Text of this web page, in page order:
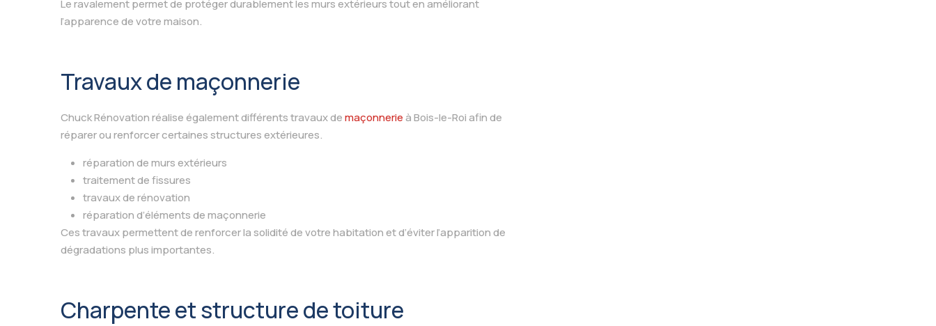
Le ravalement permet de protéger durablement les murs extérieurs tout en améliorant
l’apparence de votre maison.
Travaux de maçonnerie
Chuck Rénovation réalise également différents travaux demaçonnerieà Bois-le-Roi afin de
réparer ou renforcer certaines structures extérieures.
réparation de murs extérieurs
traitement de fissures
travaux de rénovation
réparation d’éléments de maçonnerie
Ces travaux permettent de renforcer la solidité de votre habitation et d’éviter l’apparition de
dégradations plus importantes.
Charpente et structure de toiture